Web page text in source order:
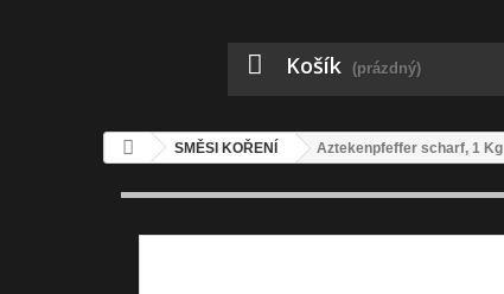
Košík (prázdný)
SMĚSI KOŘENÍ Aztekenpfeffer scharf, 1 Kg